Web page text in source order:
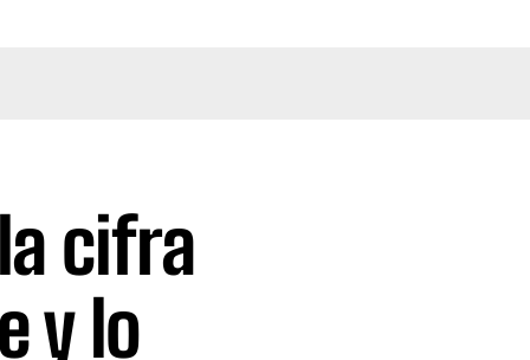
cifra
y lo